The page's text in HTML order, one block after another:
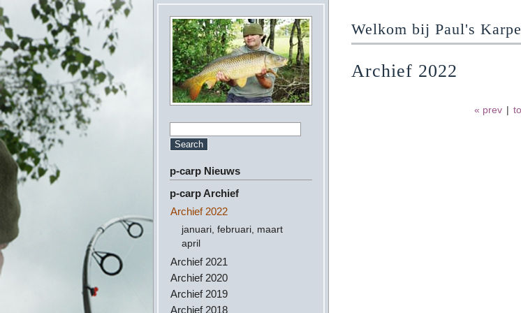
p-carp Nieuws
p-carp Archief
Archief 2022
januari, februari, maart
april
Archief 2021
Archief 2020
Archief 2019
Archief 2018
Welkom bij Paul's
Archief 2022
« prev |